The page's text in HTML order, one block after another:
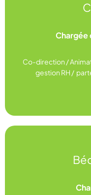
Co-direction /
gestion RH /
06